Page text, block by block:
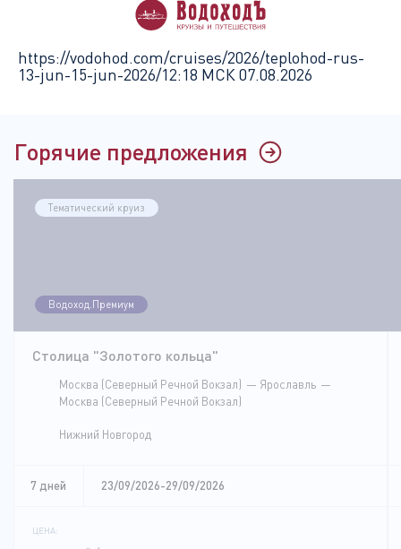
https://vodohod.com/cruises/2026/teplohod-rus-
13-jun-15-jun-2026/12:18 МСК 07.08.2026
Горячие предложения
Тематический круиз
Водоход.Премиум
Столица "Золотого кольца"
Москва (Северный Речной Вокзал)
Ярославль
Москва (Северный Речной Вокзал)
Нижний Новгород
7 дней 23/09/2026-29/09/2026
ЦЕНА: